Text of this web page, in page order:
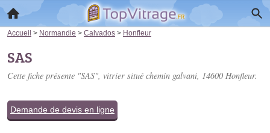
Accueil > Normandie > Calvados > Honfleur
SAS
Cette fiche présente "SAS", vitrier situé chemin galvani, 14600 Honfleur.
Demande de devis en ligne